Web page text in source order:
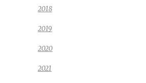
2018
2019
2020
2021